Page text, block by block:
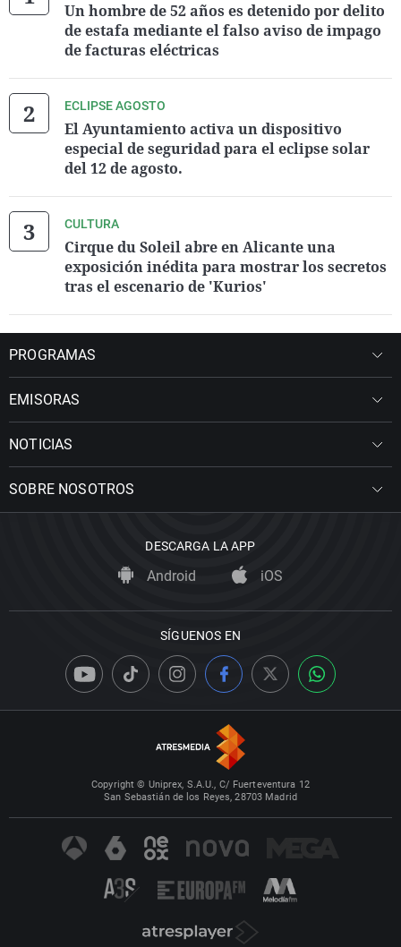
Un hombre de 52 años es detenido por delito
de estafa mediante el falso aviso de impago
de facturas eléctricas
ECLIPSE AGOSTO
El Ayuntamiento activa un dispositivo
especial de seguridad para el eclipse solar
del 12 de agosto.
CULTURA
Cirque du Soleil abre en Alicante una
exposición inédita para mostrar los secretos
tras el escenario de 'Kurios'
PROGRAMAS
EMISORAS
NOTICIAS
SOBRE NOSOTROS
DESCARGA LA APP
Android iOS
SÍGUENOS EN
Copyright © Uniprex, S.A.U., C/ Fuerteventura 12
San Sebastián de los Reyes, 28703 Madrid